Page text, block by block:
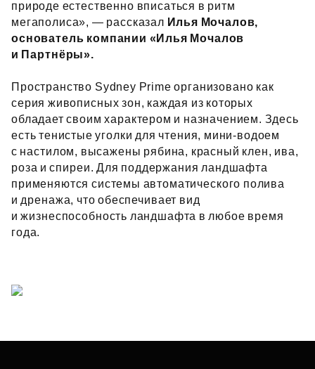
природе естественно вписаться в ритм
мегаполиса», — рассказал Илья Мочалов,
основатель компании «Илья Мочалов
и Партнёры».
Пространство Sydney Prime организовано как
серия живописных зон, каждая из которых
обладает своим характером и назначением. Здесь
есть тенистые уголки для чтения, мини‑водоем
с настилом, высажены рябина, красный клен, ива,
роза и спиреи. Для поддержания ландшафта
применяются системы автоматического полива
и дренажа, что обеспечивает вид
и жизнеспособность ландшафта в любое время
года.